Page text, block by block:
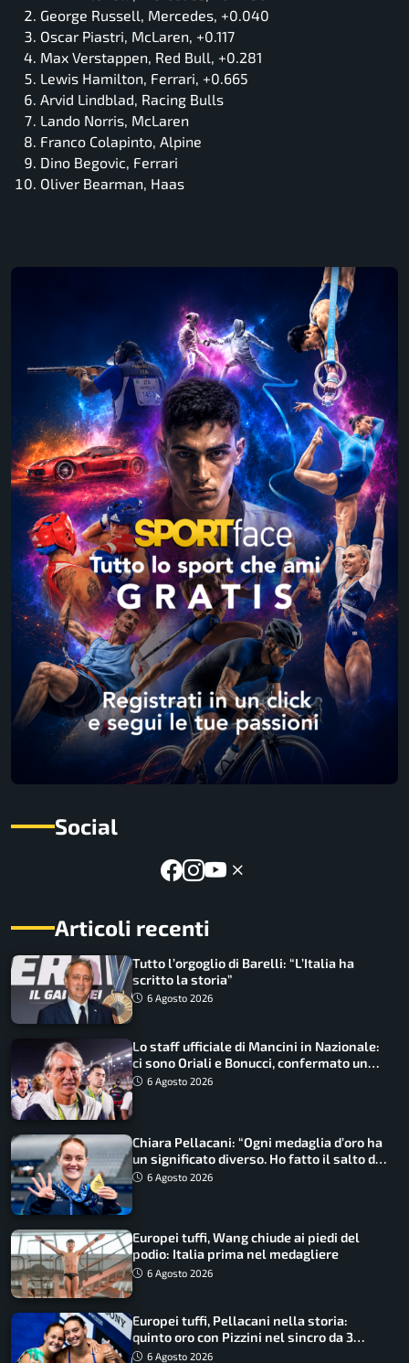
George Russell, Mercedes, +0.040
Oscar Piastri, McLaren, +0.117
Max Verstappen, Red Bull, +0.281
Lewis Hamilton, Ferrari, +0.665
Arvid Lindblad, Racing Bulls
Lando Norris, McLaren
Franco Colapinto, Alpine
Dino Begovic, Ferrari
Oliver Bearman, Haas
Social
Articoli recenti
Tutto l’orgoglio di Barelli: “L’Italia ha
scritto la storia”
6 Agosto 2026
Lo staff ufficiale di Mancini in Nazionale:
ci sono Oriali e Bonucci, confermato un
ritorno
6 Agosto 2026
Chiara Pellacani: “Ogni medaglia d’oro ha
un significato diverso. Ho fatto il salto di
qualità”
6 Agosto 2026
Europei tuffi, Wang chiude ai piedi del
podio: Italia prima nel medagliere
6 Agosto 2026
Europei tuffi, Pellacani nella storia:
quinto oro con Pizzini nel sincro da 3
metri
6 Agosto 2026